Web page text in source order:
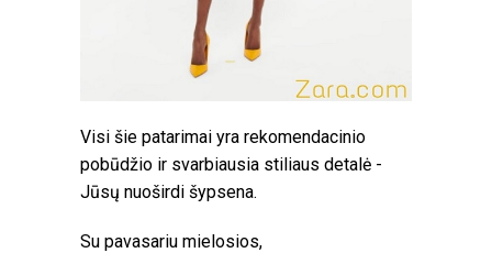
Visi šie patarimai yra rekomendacinio
pobūdžio ir svarbiausia stiliaus detalė -
Jūsų nuoširdi šypsena.
Su pavasariu mielosios,